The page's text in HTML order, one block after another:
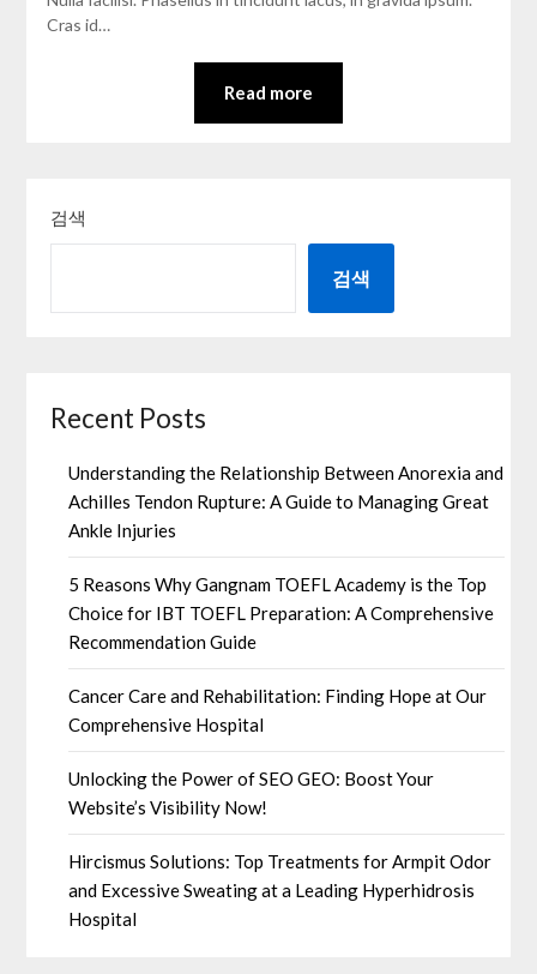
Cras id…
Read more
검색
검색
Recent Posts
Understanding the Relationship Between Anorexia and
Achilles Tendon Rupture: A Guide to Managing Great
Ankle Injuries
5 Reasons Why Gangnam TOEFL Academy is the Top
Choice for IBT TOEFL Preparation: A Comprehensive
Recommendation Guide
Cancer Care and Rehabilitation: Finding Hope at Our
Comprehensive Hospital
Unlocking the Power of SEO GEO: Boost Your
Website’s Visibility Now!
Hircismus Solutions: Top Treatments for Armpit Odor
and Excessive Sweating at a Leading Hyperhidrosis
Hospital